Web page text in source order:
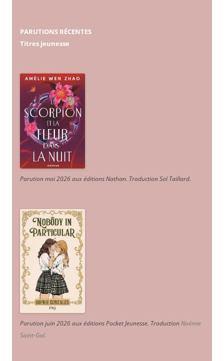
PARUTIONS RÉCENTES
Titres jeunesse
Parution mai 2026 aux éditions Nathan. Traduction Sol Taillard.
Parution juin 2026 aux éditions Pocket Jeunesse. TraductionNoémie
Saint-Gal.